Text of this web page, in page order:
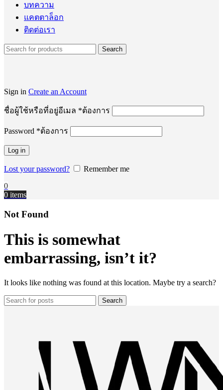
บทความ
แคตตาล็อก
ติดต่อเรา
Search
Sign in Create an Account
ชื่อผู้ใช้หรือที่อยู่อีเมล *ต้องการ
Password *ต้องการ
Log in
Lost your password?
Remember me
0
0 items
Not Found
This is somewhat
embarrassing, isn’t it?
It looks like nothing was found at this location. Maybe try a search?
Search